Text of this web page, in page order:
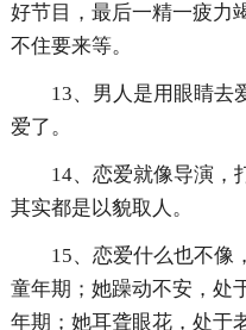
好节目，最后一精一疲力
不住要来等。
13、男人是用眼睛去
爱了。
14、恋爱就像导演，
其实都是以貌取人。
15、恋爱什么也不像
童年期；她躁动不安，处
年期；她耳聋眼花，处于